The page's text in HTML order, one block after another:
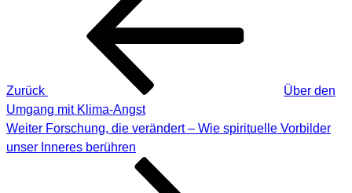
Zurück
Über den
Umgang mit Klima-Angst
Nächster
Beitrag
Weiter Forschung, die verändert – Wie spirituelle Vorbilder
unser Inneres berühren